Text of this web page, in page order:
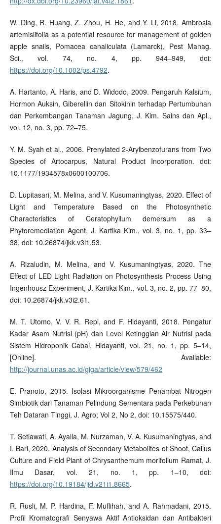
W. Ding, R. Huang, Z. Zhou, H. He, and Y. Li, 2018. Ambrosia
artemisiifolia as a potential resource for management of golden
apple snails, Pomacea canaliculata (Lamarck), Pest Manag.
Sci., vol. 74, no. 4, pp. 944–949, doi:
https://doi.org/10.1002/ps.4792.
A. Hartanto, A. Haris, and D. Widodo, 2009. Pengaruh Kalsium,
Hormon Auksin, Giberellin dan Sitokinin terhadap Pertumbuhan
dan Perkembangan Tanaman Jagung, J. Kim. Sains dan Apl.,
vol. 12, no. 3, pp. 72–75.
Y. M. Syah et al., 2006. Prenylated 2-Arylbenzofurans from Two
Species of Artocarpus, Natural Product Incorporation. doi:
10.1177/1934578x0600100706.
D. Lupitasari, M. Melina, and V. Kusumaningtyas, 2020. Effect of
Light and Temperature Based on the Photosynthetic
Characteristics of Ceratophyllum demersum as a
Phytoremediation Agent, J. Kartika Kim., vol. 3, no. 1, pp. 33–
38, doi: 10.26874/jkk.v3i1.53.
A. Rizaludin, M. Melina, and V. Kusumaningtyas, 2020. The
Effect of LED Light Radiation on Photosynthesis Process Using
Ingenhousz Experiment, J. Kartika Kim., vol. 3, no. 2, pp. 77–80,
doi: 10.26874/jkk.v3i2.61.
M. T. Utomo, V. V. R. Repi, and F. Hidayanti, 2018. Pengatur
Kadar Asam Nutrisi (pH) dan Level Ketinggian Air Nutrisi pada
Sistem Hidroponik Cabai, Hidayanti, vol. 21, no. 1, pp. 5–14,
[Online]. Available:
http://journal.unas.ac.id/giga/article/view/579/462
E. Pranoto, 2015. Isolasi Mikroorganisme Penambat Nitrogen
Simbiotik dari Tanaman Pelindung Sementara pada Perkebunan
Teh Dataran Tinggi, J. Agro; Vol 2, No 2, doi: 10.15575/440.
T. Setiawati, A. Ayalla, M. Nurzaman, V. A. Kusumaningtyas, and
I. Bari, 2020. Analysis of Secondary Metabolites of Shoot, Callus
Culture and Field Plant of Chrysanthemum morifolium Ramat, J.
Ilmu Dasar, vol. 21, no. 1, pp. 1–10, doi:
https://doi.org/10.19184/jid.v21i1.8665.
R. Rusli, M. P. Hardina, F. Muflihah, and A. Rahmadani, 2015.
Profil Kromatografi Senyawa Aktif Antioksidan dan Antibakteri